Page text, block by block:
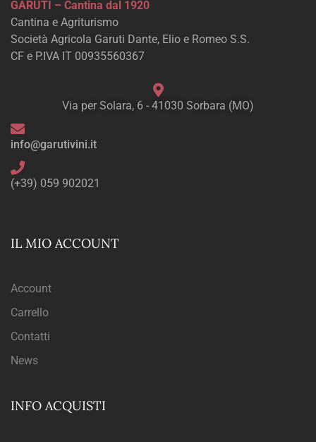
GARUTI – Cantina dal 1920
Cantina e Agriturismo
Società Agricola Garuti Dante, Elio e Romeo S.S.
CF e P.IVA IT 00935560367
Via per Solara, 6 - 41030 Sorbara (MO)
info@garutivini.it
(+39) 059 902021
IL MIO ACCOUNT
Account
Carrello
Contatti
News
INFO ACQUISTI